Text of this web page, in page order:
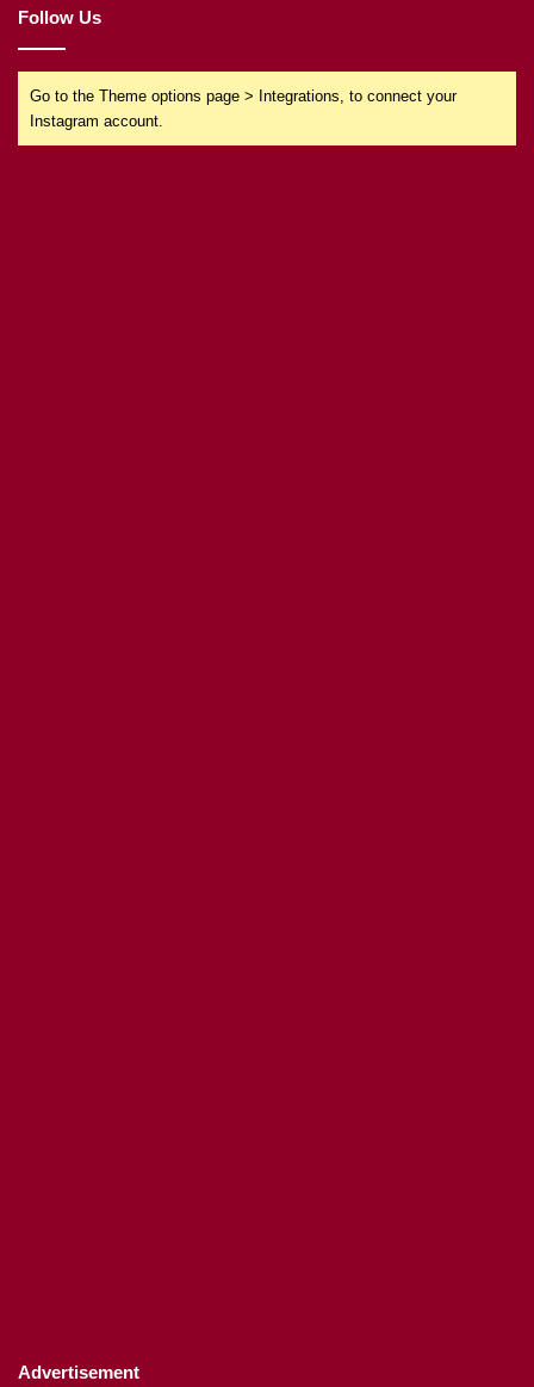
Follow Us
Go to the Theme options page > Integrations, to connect your
Instagram account.
Advertisement